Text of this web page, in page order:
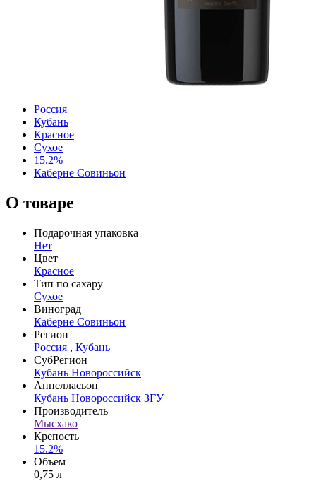
Россия
Кубань
Красное
Сухое
15.2%
Каберне Совиньон
О товаре
Подарочная упаковка
Нет
Цвет
Красное
Тип по сахару
Сухое
Виноград
Каберне Совиньон
Регион
Россия , Кубань
СубРегион
Кубань Новороссийск
Аппелласьон
Кубань Новороссийск ЗГУ
Производитель
Мысхако
Крепость
15.2%
Объем
0,75 л